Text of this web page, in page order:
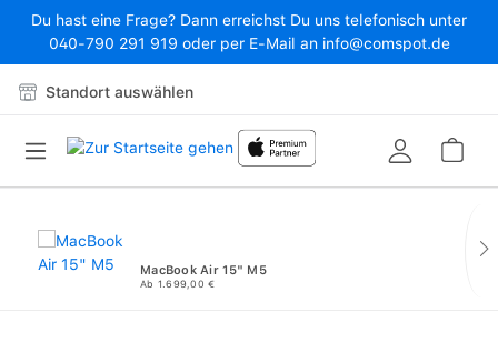
Zum Hauptinhalt springen
Du hast eine Frage? Dann erreichst Du uns telefonisch unter
040-790 291 919 oder per E-Mail an info@comspot.de
Standort auswählen
MacBook Air 15" M5
Ab 1.699,00 €